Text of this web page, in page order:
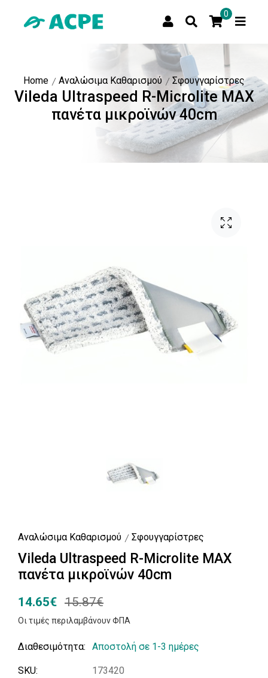
0
Home Αναλώσιμα Καθαρισμού Σφουγγαρίστρες
Vileda Ultraspeed R-Microlite ΜΑΧ
πανέτα μικροϊνών 40cm
Αναλώσιμα Καθαρισμού Σφουγγαρίστρες
Vileda Ultraspeed R-Microlite ΜΑΧ
πανέτα μικροϊνών 40cm
14.65€ 15.87€
Οι τιμές περιλαμβάνουν ΦΠΑ
Διαθεσιμότητα: Αποστολή σε 1-3 ημέρες
SKU: 173420